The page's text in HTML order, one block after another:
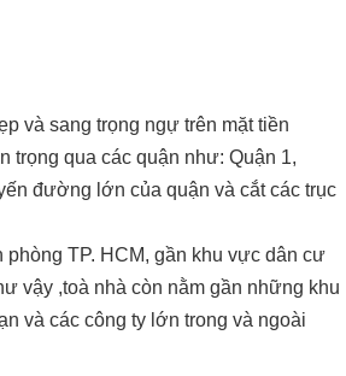
và sang trọng ngự trên mặt tiền
trọng qua các quận như: Quận 1,
đường lớn của quận và cắt các trục
TP. HCM, gần khu vực dân cư
vậy ,toà nhà còn nằm gần những khu
và các công ty lớn trong và ngoài